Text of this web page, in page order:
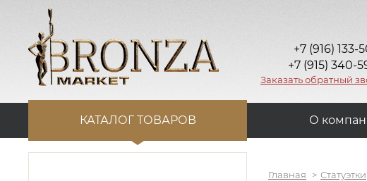
+7 (916) 133-
+7 (915) 340-
Заказать обратный
КАТАЛОГ ТОВАРОВ О
Главная Статуэтки